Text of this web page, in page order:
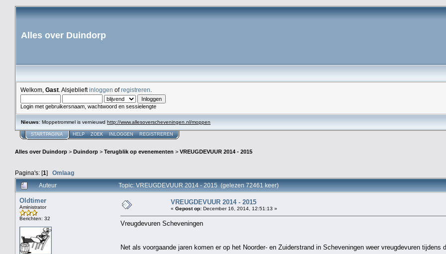
Alles over Duindorp
Welkom, Gast . Alsjeblieftinloggen ofregistreren
Login met gebruikersnaam, wachtwoord en sessielengte
Nieuws: Moppetrommel is vernieuwd http://www.allesoverscheveningen.nl/moppen
STARTPAGINA HELP ZOEK INLOGGEN REGISTREREN
Alles over Duindorp > Duindorp > Terugblik op evenementen > VREUGDEVUUR 2014 - 2015
Pagina's: [1] Omlaag
Auteur Topic: VREUGDEVUUR 2014 - 2015 (gelezen 72461 keer)
Oldtimer
Aministrator
Berichten: 32
VREUGDEVUUR 2014 - 2015
« Gepost op: December 16, 2014, 12:51:13 »
Vreugdevuren Scheveningen
Net als voorgaande jaren komen er op het Noorder- en Zuiderstrand in Scheveningen weer vreugdevuren